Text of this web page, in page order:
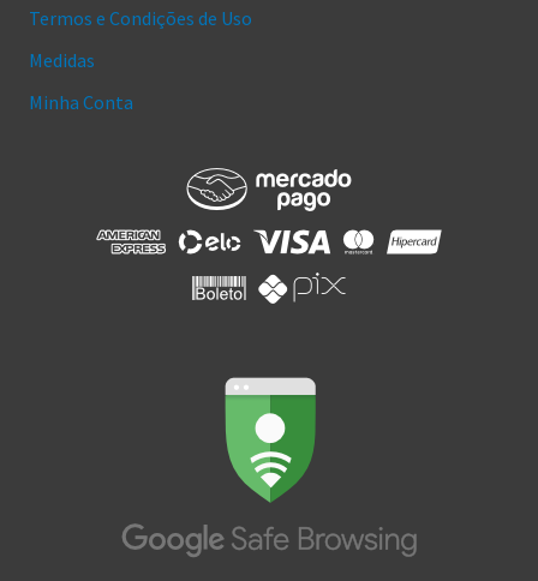
Termos e Condições de Uso
Medidas
Minha Conta